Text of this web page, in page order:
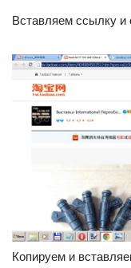
Вставляем ссылку и
Копируем и